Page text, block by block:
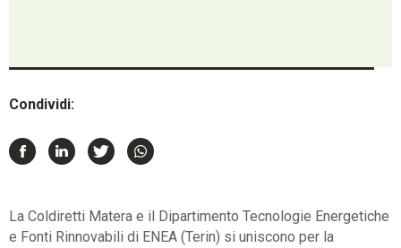
Condividi:
La Coldiretti Matera e il Dipartimento Tecnologie Energetiche
e Fonti Rinnovabili di ENEA (Terin) si uniscono per la